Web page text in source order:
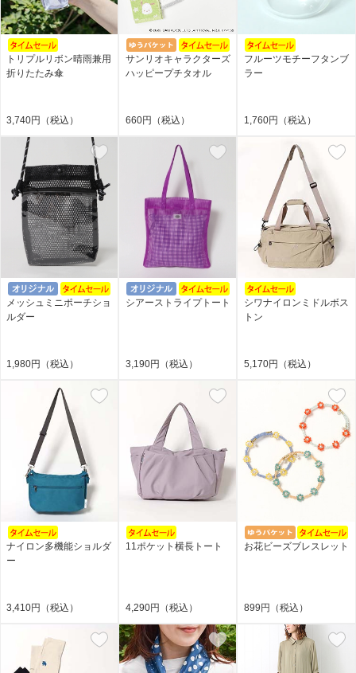
トリプルリボン晴雨兼用
折りたたみ傘
3,740円（税込）
サンリオキャラクターズ
ハッピープチタオル
660円（税込）
フルーツモチーフタンブ
ラー
1,760円（税込）
メッシュミニポーチショ
ルダー
1,980円（税込）
シアーストライプトート
3,190円（税込）
シワナイロンミドルボス
トン
5,170円（税込）
ナイロン多機能ショルダ
ー
3,410円（税込）
11ポケット横長トート
4,290円（税込）
お花ビーズブレスレット
899円（税込）